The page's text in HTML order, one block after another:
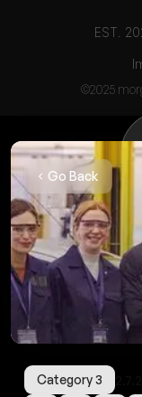
Go Back
Category 3
©2025
EST.